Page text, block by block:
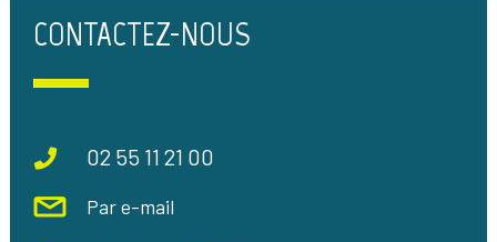
CONTACTEZ-NOUS
02 55 11 21 00
Par e-mail